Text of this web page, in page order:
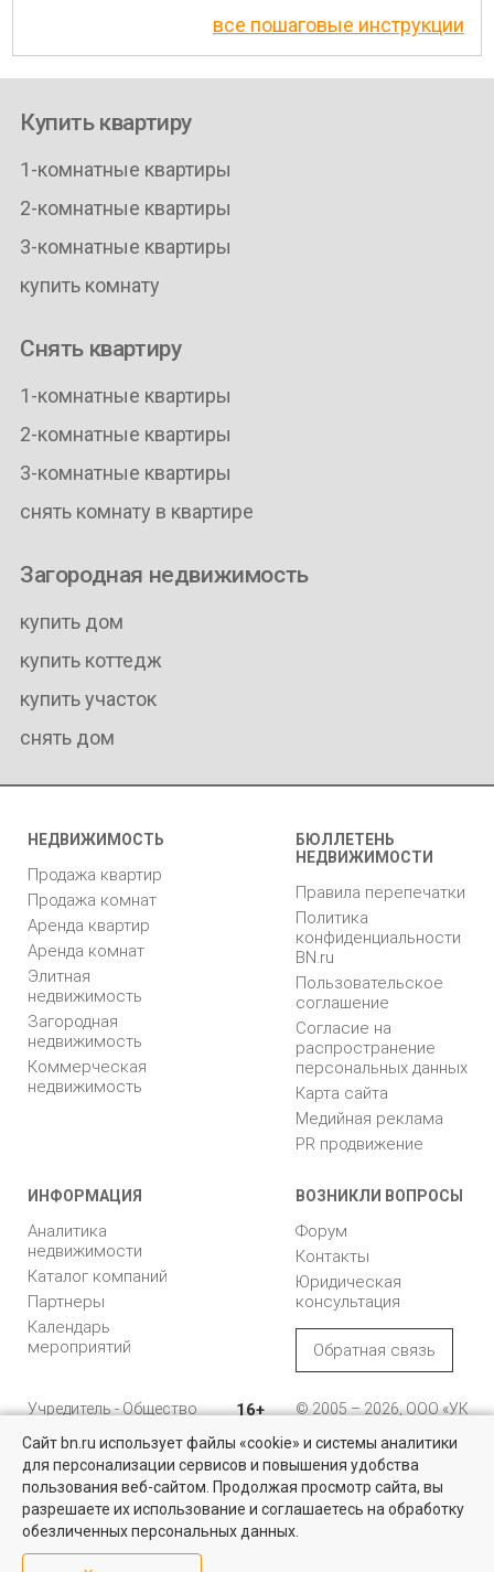
Найти квартиру - это просто!
Выбирайте среди 14 тысяч проверенных вариантов на вторичом
рынке жилья на портале BN.ru
все пошаговые инструкции
Купить квартиру
1-комнатные квартиры
2-комнатные квартиры
3-комнатные квартиры
купить комнату
Снять квартиру
1-комнатные квартиры
2-комнатные квартиры
3-комнатные квартиры
снять комнату в квартире
Загородная недвижимость
купить дом
купить коттедж
купить участок
снять дом
НЕДВИЖИМОСТЬ
Продажа квартир
Продажа комнат
Аренда квартир
Аренда комнат
Элитная
недвижимость
Загородная
недвижимость
Коммерческая
недвижимость
БЮЛЛЕТЕНЬ
НЕДВИЖИМОСТИ
Правила перепечатки
Политика
конфиденциальности
BN.ru
Пользовательское
соглашение
Согласие на
распространение
персональных данных
Карта сайта
Медийная реклама
PR продвижение
ИНФОРМАЦИЯ
Аналитика
недвижимости
Каталог компаний
Партнеры
Календарь
мероприятий
ВОЗНИКЛИ ВОПРОСЫ
Форум
Контакты
Юридическая
консультация
Обратная связь
Учредитель - Общество
ответственностью
"Управляющая
компания "Бюллетень
недвижимости"
16+
© 2005 – 2026, ООО «УК
196105, Санкт-
Петербург, пр. Юрия
Гагарина, 1
8 (812) 331-93-56
Сайт bn.ru использует файлы «cookie» и системы аналитики
для персонализации сервисов и повышения удобства
пользования веб-сайтом. Продолжая просмотр сайта, вы
разрешаете их использование и соглашаетесь на обработку
обезличенных персональных данных.